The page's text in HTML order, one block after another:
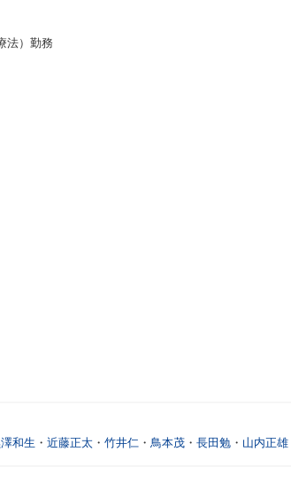
法）勤務
和生 ・ 近藤正太 ・ 竹井仁 ・ 鳥本茂 ・ 長田勉 ・ 山内正雄